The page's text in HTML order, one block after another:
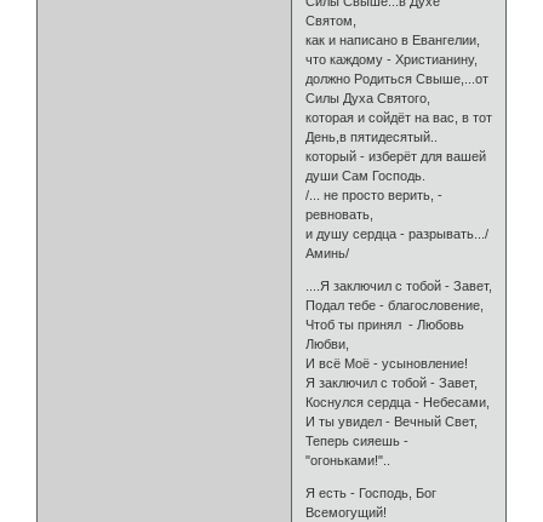
Святом,
как и написано в Евангелии,
что каждому - Христианину,
должно Родиться Свыше,...от
Силы Духа Святого,
которая и сойдёт на вас, в тот
День,в пятидесятый..
который - изберёт для вашей
души Сам Господь.
/... не просто верить, -
ревновать,
и душу сердца - разрывать.../
Аминь/
....Я заключил с тобой - Завет,
Подал тебе - благословение,
Чтоб ты принял - Любовь
Любви,
И всё Моё - усыновление!
Я заключил с тобой - Завет,
Коснулся сердца - Небесами,
И ты увидел - Вечный Свет,
Теперь сияешь -
"огоньками!"..
Я есть - Господь, Бог
Всемогущий!